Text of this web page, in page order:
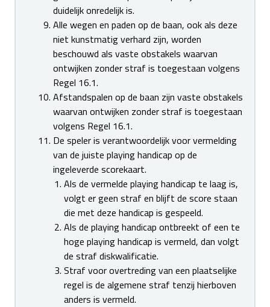
duidelijk onredelijk is.
Alle wegen en paden op de baan, ook als deze
niet kunstmatig verhard zijn, worden
beschouwd als vaste obstakels waarvan
ontwijken zonder straf is toegestaan volgens
Regel 16.1.
Afstandspalen op de baan zijn vaste obstakels
waarvan ontwijken zonder straf is toegestaan
volgens Regel 16.1.
De speler is verantwoordelijk voor vermelding
van de juiste playing handicap op de
ingeleverde scorekaart.
Als de vermelde playing handicap te laag is,
volgt er geen straf en blijft de score staan
die met deze handicap is gespeeld.
Als de playing handicap ontbreekt of een te
hoge playing handicap is vermeld, dan volgt
de straf diskwalificatie.
Straf voor overtreding van een plaatselijke
regel is de algemene straf tenzij hierboven
anders is vermeld.